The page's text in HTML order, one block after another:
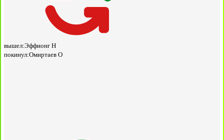
вышел:Эффионг Н
покинул:Омиртаев О